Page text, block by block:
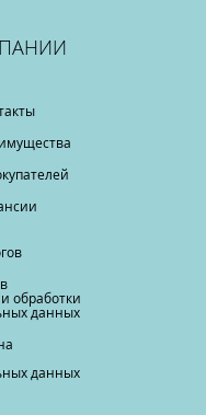
обработки
данных
данных